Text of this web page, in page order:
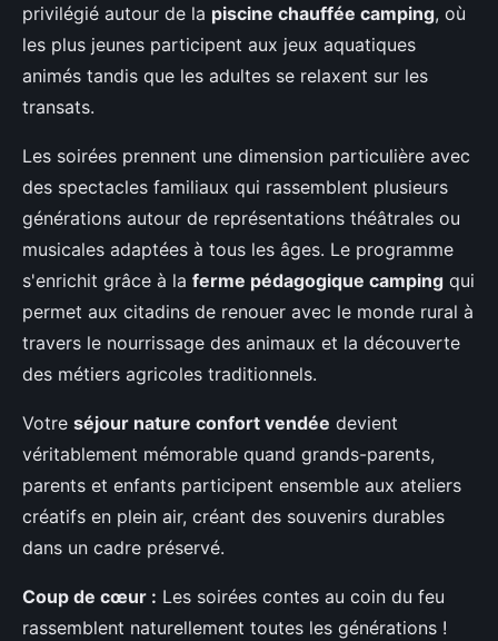
privilégié autour de la piscine chauffée camping, où
les plus jeunes participent aux jeux aquatiques
animés tandis que les adultes se relaxent sur les
transats.
Les soirées prennent une dimension particulière avec
des spectacles familiaux qui rassemblent plusieurs
générations autour de représentations théâtrales ou
musicales adaptées à tous les âges. Le programme
s'enrichit grâce à la ferme pédagogique camping qui
permet aux citadins de renouer avec le monde rural à
travers le nourrissage des animaux et la découverte
des métiers agricoles traditionnels.
Votre séjour nature confort vendée devient
véritablement mémorable quand grands-parents,
parents et enfants participent ensemble aux ateliers
créatifs en plein air, créant des souvenirs durables
dans un cadre préservé.
Coup de cœur : Les soirées contes au coin du feu
rassemblent naturellement toutes les générations !